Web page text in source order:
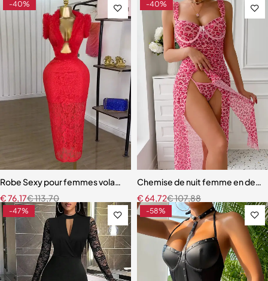
-40%
Robe Sexy pour femmes volants épissage col en v profond
€113,70
€76,17
-40%
Chemise de nuit femme en
€107,88
€64,72
-47% -58%